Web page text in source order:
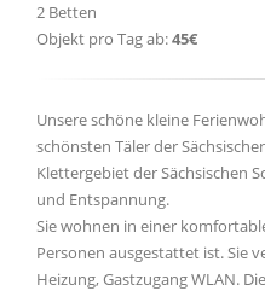
2 Betten
Objekt pro Tag ab:45€
Unsere schöne kleine
schönsten Täler der
Klettergebiet der Sächsischen
und Entspannung.
Sie wohnen in einer
Personen ausgestattet ist. Sie
Heizung, Gastzugang WLAN.